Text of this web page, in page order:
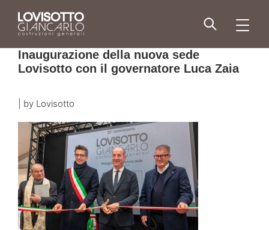
content
Inaugurazione della nuova sede
Lovisotto con il governatore Luca Zaia
by Lovisotto